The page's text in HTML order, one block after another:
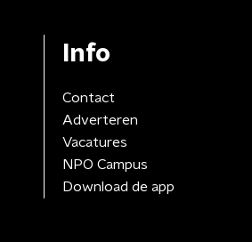
Info
Contact
Adverteren
Vacatures
NPO Campus
Download de app